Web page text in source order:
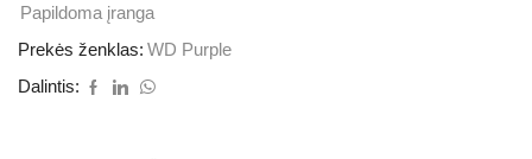
Papildoma įranga
Prekės ženklas: WD Purple
Dalintis: